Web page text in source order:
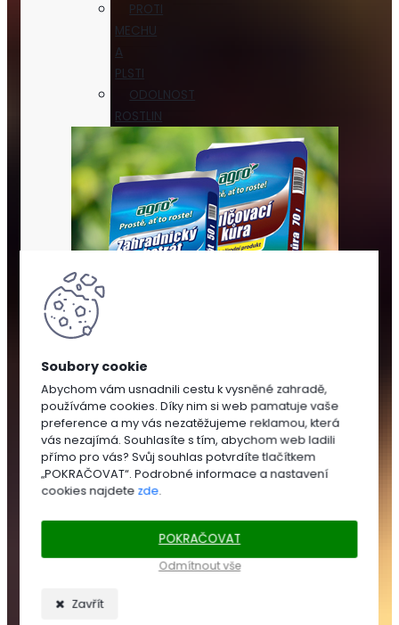
Abychom vám usnadnili cestu k vysněné zahradě,
používáme cookies. Díky nim si web pamatuje vaše
preference a my vás nezatěžujeme reklamou, která
vás nezajímá. Souhlasíte s tím, abychom web ladili
přímo pro vás? Svůj souhlas potvrdíte tlačítkem
„POKRAČOVAT“. Podrobné informace a nastavení
cookies najdete zde.
Odmítnout vše
POKRAČOVAT
Zavřít
PROTI
MECHU
A
PLSTI
ODOLNOST
ROSTLIN
SUBSTRÁTY
MULČOVÁNÍ
SUBSTRÁTY
Zahradnické
substráty